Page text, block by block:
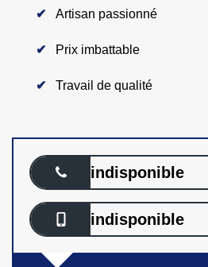
Artisan passionné
Prix imbattable
Travail de qualité
indisponible
indisponible